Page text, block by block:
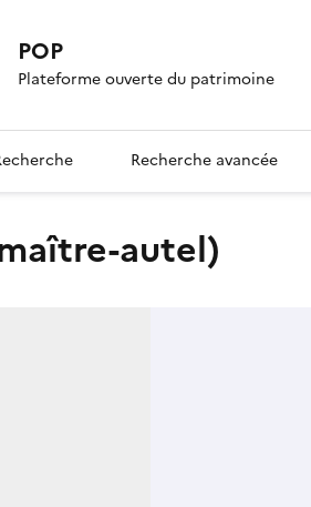
POP
Plateforme ouverte du patrimoine
Recherche avancée
autel)